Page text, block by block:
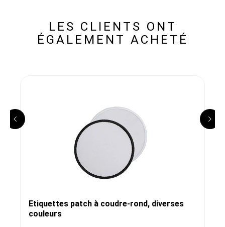
LES CLIENTS ONT
ÉGALEMENT ACHETÉ
Etiquettes patch à coudre-rond, diverses
couleurs